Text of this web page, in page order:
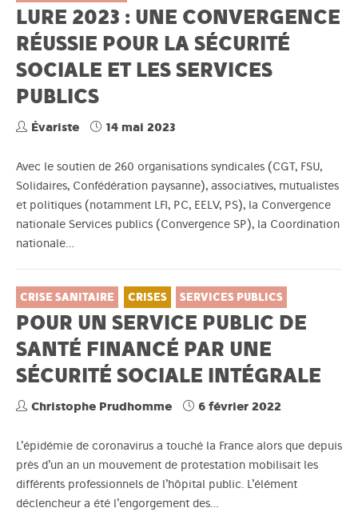
LURE 2023 : UNE CONVERGENCE
RÉUSSIE POUR LA SÉCURITÉ
SOCIALE ET LES SERVICES
PUBLICS
Évariste 14 mai 2023
Avec le soutien de 260 organisations syndicales (CGT, FSU,
Solidaires, Confédération paysanne), associatives, mutualistes
et politiques (notamment LFI, PC, EELV, PS), la Convergence
nationale Services publics (Convergence SP), la Coordination
nationale…
CRISE SANITAIRE CRISES SERVICES PUBLICS
POUR UN SERVICE PUBLIC DE
SANTÉ FINANCÉ PAR UNE
SÉCURITÉ SOCIALE INTÉGRALE
Christophe Prudhomme 6 février 2022
L’épidémie de coronavirus a touché la France alors que depuis
près d’un an un mouvement de protestation mobilisait les
différents professionnels de l’hôpital public. L’élément
déclencheur a été l’engorgement des…